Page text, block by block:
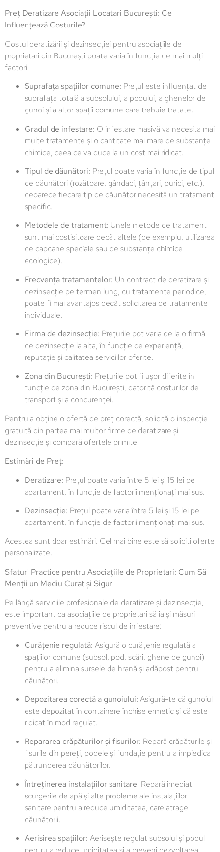
Preț Deratizare Asociații Locatari București: Ce
Influențează Costurile?
Costul deratizării și dezinsecției pentru asociațiile de
proprietari din București poate varia în funcție de mai mulți
factori:
Suprafața spațiilor comune: Prețul este influențat de
suprafața totală a subsolului, a podului, a ghenelor de
gunoi și a altor spații comune care trebuie tratate.
Gradul de infestare: O infestare masivă va necesita mai
multe tratamente și o cantitate mai mare de substanțe
chimice, ceea ce va duce la un cost mai ridicat.
Tipul de dăunători: Prețul poate varia în funcție de tipul
de dăunători (rozătoare, gândaci, țânțari, purici, etc.),
deoarece fiecare tip de dăunător necesită un tratament
specific.
Metodele de tratament: Unele metode de tratament
sunt mai costisitoare decât altele (de exemplu, utilizarea
de capcane speciale sau de substanțe chimice
ecologice).
Frecvența tratamentelor: Un contract de deratizare și
dezinsecție pe termen lung, cu tratamente periodice,
poate fi mai avantajos decât solicitarea de tratamente
individuale.
Firma de dezinsecție: Prețurile pot varia de la o firmă
de dezinsecție la alta, în funcție de experiență,
reputație și calitatea serviciilor oferite.
Zona din București: Prețurile pot fi ușor diferite în
funcție de zona din București, datorită costurilor de
transport și a concurenței.
Pentru a obține o ofertă de preț corectă, solicită o inspecție
gratuită din partea mai multor firme de deratizare și
dezinsecție și compară ofertele primite.
Estimări de Preț:
Deratizare: Prețul poate varia între 5 lei și 15 lei pe
apartament, în funcție de factorii menționați mai sus.
Dezinsecție: Prețul poate varia între 5 lei și 15 lei pe
apartament, în funcție de factorii menționați mai sus.
Acestea sunt doar estimări. Cel mai bine este să soliciti oferte
personalizate.
Sfaturi Practice pentru Asociațiile de Proprietari: Cum Să
Menții un Mediu Curat și Sigur
Pe lângă serviciile profesionale de deratizare și dezinsecție,
este important ca asociațiile de proprietari să ia și măsuri
preventive pentru a reduce riscul de infestare:
Curățenie regulată: Asigură o curățenie regulată a
spațiilor comune (subsol, pod, scări, ghene de gunoi)
pentru a elimina sursele de hrană și adăpost pentru
dăunători.
Depozitarea corectă a gunoiului: Asigură-te că gunoiul
este depozitat în containere închise ermetic și că este
ridicat în mod regulat.
Repararea crăpăturilor și fisurilor: Repară crăpăturile și
fisurile din pereți, podele și fundație pentru a împiedica
pătrunderea dăunătorilor.
Întreținerea instalațiilor sanitare: Repară imediat
scurgerile de apă și alte probleme ale instalațiilor
sanitare pentru a reduce umiditatea, care atrage
dăunătorii.
Aerisirea spațiilor: Aerisește regulat subsolul și podul
pentru a reduce umiditatea și a preveni dezvoltarea